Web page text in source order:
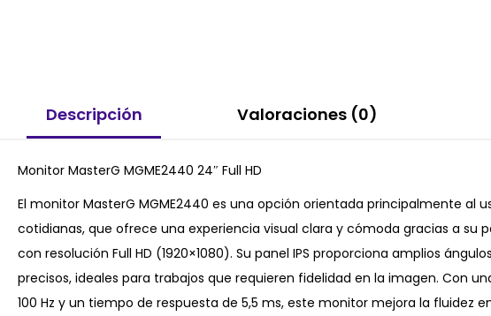
Descripción Valoraciones (0)
Monitor MasterG MGME2440 24″ Full HD
El monitor MasterG MGME2440 es una opción orientada principalmente al
cotidianas, que ofrece una experiencia visual clara y cómoda gracias a su
con resolución Full HD (1920×1080). Su panel IPS proporciona amplios
precisos, ideales para trabajos que requieren fidelidad en la imagen. Con
100 Hz y un tiempo de respuesta de 5,5 ms, este monitor mejora la fluidez